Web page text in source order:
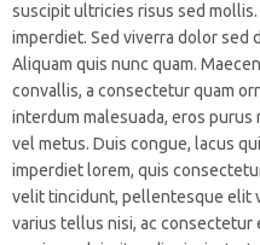
suscipit ultricies risus sed
imperdiet. Sed viverra dolor sed
Aliquam quis nunc quam.
convallis, a consectetur quam
interdum malesuada, eros
vel metus. Duis congue, lacus
imperdiet lorem, quis
velit tincidunt, pellentesque elit
varius tellus nisi, ac